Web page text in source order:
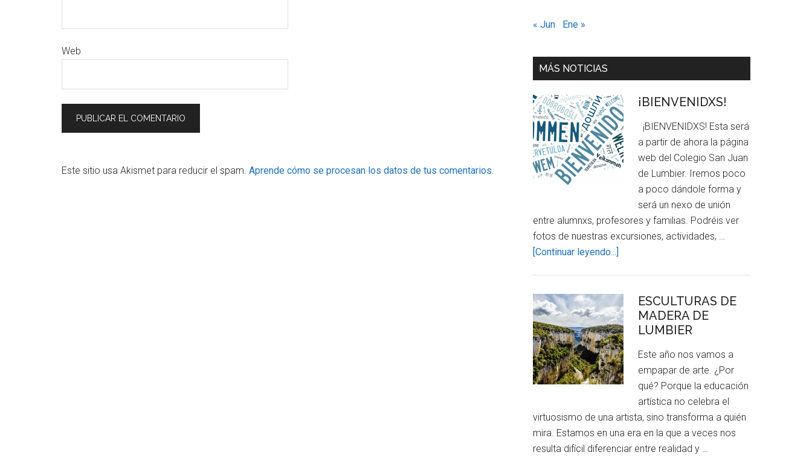
Web
Este sitio usa Akismet para reducir el spam. Aprende cómo se procesan los datos de tus comentarios.
« Jun Ene »
MÁS NOTICIAS
¡BIENVENIDXS!
¡BIENVENIDXS! Esta será
a partir de ahora la página
web del Colegio San Juan
de Lumbier. Iremos poco
a poco dándole forma y
será un nexo de unión
entre alumnxs, profesores y familias. Podréis ver
fotos de nuestras excursiones, actividades, …
[Continuar leyendo...]
ESCULTURAS DE
MADERA DE
LUMBIER
Este año nos vamos a
empapar de arte. ¿Por
qué? Porque la educación
artística no celebra el
virtuosismo de una artista, sino transforma a quién
mira. Estamos en una era en la que a veces nos
resulta difícil diferenciar entre realidad y …